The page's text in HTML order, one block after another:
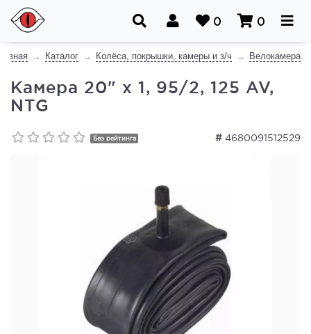
0 0
Каталог Колёса, покрышки, камеры и з/ч Велокамера
Камера 20" x 1, 95/2, 125 AV,
NTG
# 4680091512529
Без рейтинга